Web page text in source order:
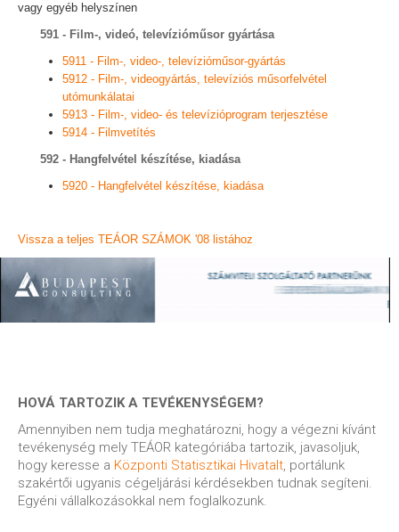
vagy egyéb helyszínen
591 - Film-, videó, televízióműsor gyártása
5911 - Film-, video-, televízióműsor-gyártás
5912 - Film-, videogyártás, televíziós műsorfelvétel
utómunkálatai
5913 - Film-, video- és televízióprogram terjesztése
5914 - Filmvetítés
592 - Hangfelvétel készítése, kiadása
5920 - Hangfelvétel készítése, kiadása
Vissza a teljes TEÁOR SZÁMOK '08 listához
HOVÁ TARTOZIK A TEVÉKENYSÉGEM?
Amennyiben nem tudja meghatározni, hogy a végezni kívánt
tevékenység mely TEÁOR kategóriába tartozik, javasoljuk,
hogy keresse a Központi Statisztikai Hivatalt , portálunk
szakértői ugyanis cégeljárási kérdésekben tudnak segíteni.
Egyéni vállalkozásokkal nem foglalkozunk.